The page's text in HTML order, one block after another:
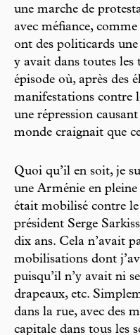
une marche de
avec méfiance,
ont des politicards
y avait dans toutes les
épisode où, après des
manifestations contre
une répression
monde craignait que
Quoi qu’il en soit, je
une Arménie en pleine
était mobilisé contre
président Serge
dix ans. Cela n’avait
mobilisations dont
puisqu’il n’y avait ni
drapeaux, etc.
dans la rue, avec des
capitale dans tous les